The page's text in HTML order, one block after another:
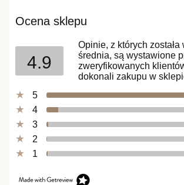
Ocena sklepu
4.9
Opinie, z których została
średnia, są wystawione
zweryfikowanych
dokonali zakupu w
5
4
3
2
1